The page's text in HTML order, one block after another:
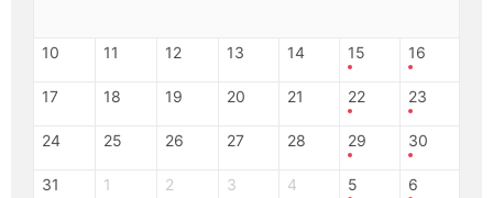
10 11 12 13 14 15 16
17 18 19 20 21 22 23
24 25 26 27 28 29 30
31 1 2 3 4 5 6